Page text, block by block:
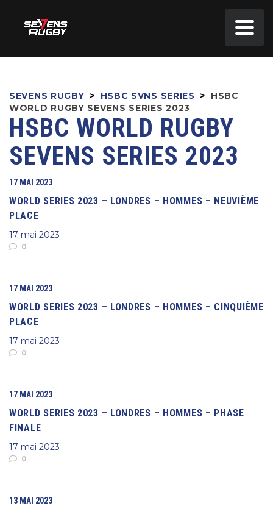
SEVENS RUGBY > HSBC SVNS SERIES >
HSBC
WORLD RUGBY SEVENS SERIES 2023
HSBC WORLD RUGBY
SEVENS SERIES 2023
17 MAI 2023
WORLD SERIES 2023 – LONDRES – HOMMES – NEUVIÈME
PLACE
17 mai 2023
0
17 MAI 2023
WORLD SERIES 2023 – LONDRES – HOMMES – CINQUIÈME
PLACE
17 mai 2023
0
17 MAI 2023
WORLD SERIES 2023 – LONDRES – HOMMES – PHASE
FINALE
17 mai 2023
0
13 MAI 2023